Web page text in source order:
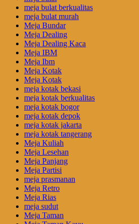
meja bulat berkualitas
meja bulat murah
Meja Bundar
Meja Dealing
Meja Dealing Kaca
Meja IBM
Meja Ibm
Meja Kotak
Meja Kotak
meja kotak bekasi
meja kotak berkualitas
meja kotak bogor
meja kotak depok
meja kotak jakarta
meja kotak tangerang
Meja Kuliah
Meja Lesehan
Meja Panjang
Meja Partisi
meja prasmanan
Meja Retro
Meja Rias
meja sudut
Meja Taman